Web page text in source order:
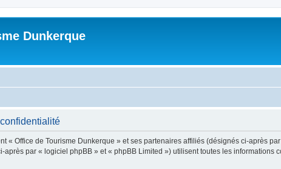
Dunkerque
« Office de Tourisme Dunkerque » et ses partenaires affiliés (désignés ci-après
par « logiciel phpBB » et « phpBB Limited ») utilisent toutes les informations